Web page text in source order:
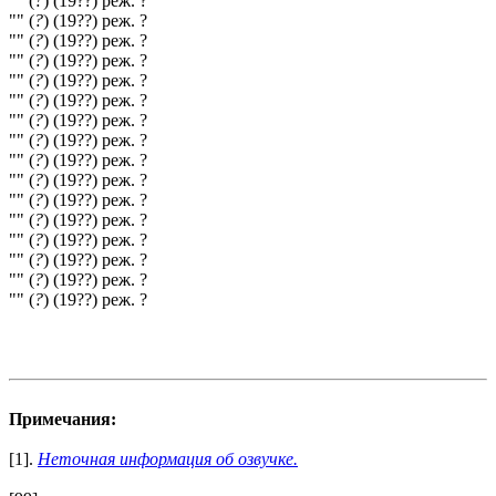
"" (?) (19??) реж. ?
"" (?) (19??) реж. ?
"" (?) (19??) реж. ?
"" (?) (19??) реж. ?
"" (?) (19??) реж. ?
"" (?) (19??) реж. ?
"" (?) (19??) реж. ?
"" (?) (19??) реж. ?
"" (?) (19??) реж. ?
"" (?) (19??) реж. ?
"" (?) (19??) реж. ?
"" (?) (19??) реж. ?
"" (?) (19??) реж. ?
"" (?) (19??) реж. ?
"" (?) (19??) реж. ?
Примечания:
[1]. Неточная информация об озвучке.